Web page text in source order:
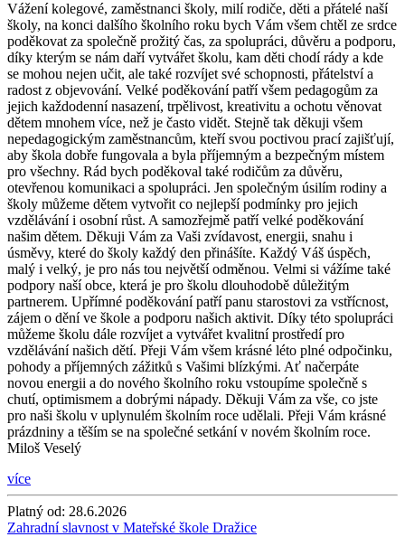
Vážení kolegové, zaměstnanci školy, milí rodiče, děti a přátelé naší
školy, na konci dalšího školního roku bych Vám všem chtěl ze srdce
poděkovat za společně prožitý čas, za spolupráci, důvěru a podporu,
díky kterým se nám daří vytvářet školu, kam děti chodí rády a kde
se mohou nejen učit, ale také rozvíjet své schopnosti, přátelství a
radost z objevování. Velké poděkování patří všem pedagogům za
jejich každodenní nasazení, trpělivost, kreativitu a ochotu věnovat
dětem mnohem více, než je často vidět. Stejně tak děkuji všem
nepedagogickým zaměstnancům, kteří svou poctivou prací zajišťují,
aby škola dobře fungovala a byla příjemným a bezpečným místem
pro všechny. Rád bych poděkoval také rodičům za důvěru,
otevřenou komunikaci a spolupráci. Jen společným úsilím rodiny a
školy můžeme dětem vytvořit co nejlepší podmínky pro jejich
vzdělávání i osobní růst. A samozřejmě patří velké poděkování
našim dětem. Děkuji Vám za Vaši zvídavost, energii, snahu i
úsměvy, které do školy každý den přinášíte. Každý Váš úspěch,
malý i velký, je pro nás tou největší odměnou. Velmi si vážíme také
podpory naší obce, která je pro školu dlouhodobě důležitým
partnerem. Upřímné poděkování patří panu starostovi za vstřícnost,
zájem o dění ve škole a podporu našich aktivit. Díky této spolupráci
můžeme školu dále rozvíjet a vytvářet kvalitní prostředí pro
vzdělávání našich dětí. Přeji Vám všem krásné léto plné odpočinku,
pohody a příjemných zážitků s Vašimi blízkými. Ať načerpáte
novou energii a do nového školního roku vstoupíme společně s
chutí, optimismem a dobrými nápady. Děkuji Vám za vše, co jste
pro naši školu v uplynulém školním roce udělali. Přeji Vám krásné
prázdniny a těším se na společné setkání v novém školním roce.
Miloš Veselý
více
Platný od: 28.6.2026
Zahradní slavnost v Mateřské škole Dražice